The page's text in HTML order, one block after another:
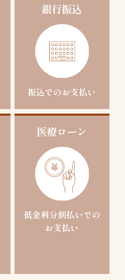
銀行振込
振込でのお支払い
医療ローン
低金利分割払いでの
お支払い